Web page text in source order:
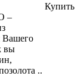
–
Вашего
вы
..
Купить